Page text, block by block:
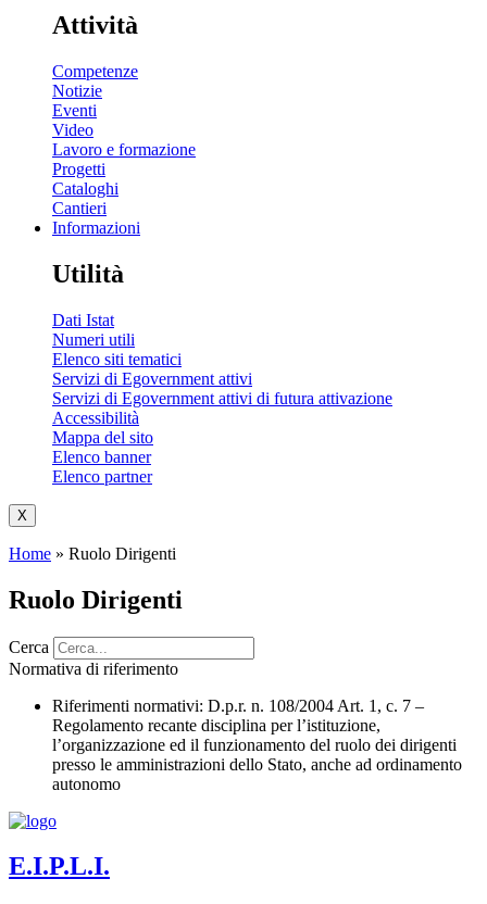
Attività
Competenze
Notizie
Eventi
Video
Lavoro e formazione
Progetti
Cataloghi
Cantieri
Informazioni
Utilità
Dati Istat
Numeri utili
Elenco siti tematici
Servizi di Egovernment attivi
Servizi di Egovernment attivi di futura attivazione
Accessibilità
Mappa del sito
Elenco banner
Elenco partner
X
Home » Ruolo Dirigenti
Ruolo Dirigenti
Cerca
Normativa di riferimento
Riferimenti normativi: D.p.r. n. 108/2004 Art. 1, c. 7 –
Regolamento recante disciplina per l’istituzione,
l’organizzazione ed il funzionamento del ruolo dei dirigenti
presso le amministrazioni dello Stato, anche ad ordinamento
autonomo
E.I.P.L.I.